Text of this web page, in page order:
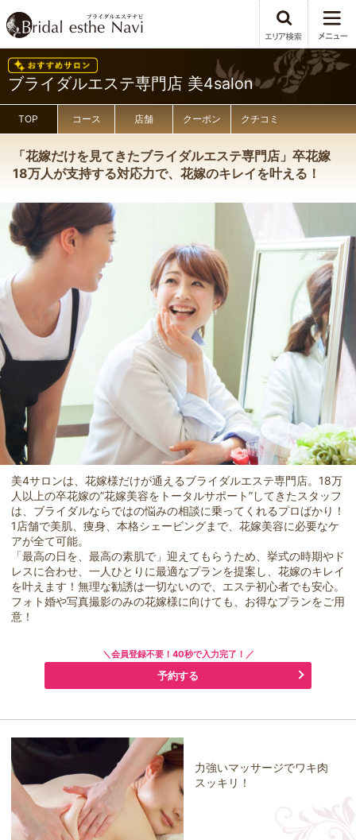
ブライダルエステ専門店 美4salon
TOP コース 店舗 クーポン クチコミ
「花嫁だけを見てきたブライダルエステ専門店」卒花嫁
18万人が支持する対応力で、花嫁のキレイを叶える！
美4サロンは、花嫁様だけが通えるブライダルエステ専門店。18万
人以上の卒花嫁の”花嫁美容をトータルサポート”してきたスタッフ
は、ブライダルならではの悩みの相談に乗ってくれるプロばかり！
1店舗で美肌、痩身、本格シェービングまで、花嫁美容に必要なケ
アが全て可能。
「最高の日を、最高の素肌で」迎えてもらうため、挙式の時期やド
レスに合わせ、一人ひとりに最適なプランを提案し、花嫁のキレイ
を叶えます！無理な勧誘は一切ないので、エステ初心者でも安心。
フォト婚や写真撮影のみの花嫁様に向けても、お得なプランをご用
意！
＼会員登録不要！40秒で入力完了！／
予約する
力強いマッサージでワキ肉
スッキリ！